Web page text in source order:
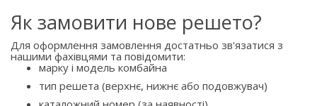
Як замовити нове решето?
Для оформлення замовлення достатньо зв'язатися з
нашими фахівцями та повідомити:
марку і модель комбайна
тип решета (верхнє, нижнє або подовжувач)